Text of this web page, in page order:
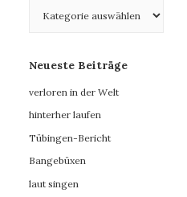
Neueste Beiträge
verloren in der Welt
hinterher laufen
Tübingen-Bericht
Bangebüxen
laut singen